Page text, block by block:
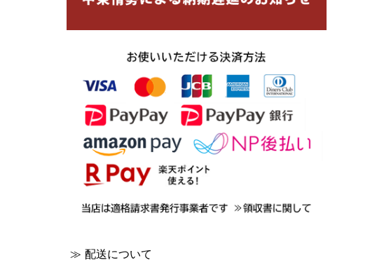
≫ 配送について